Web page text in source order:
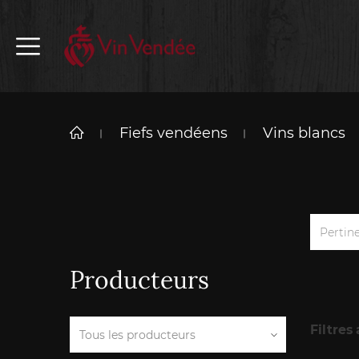
Fiefs vendéens Vins blancs
Filtres
Producteurs